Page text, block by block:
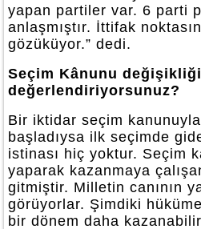
yapan partiler var. 6 parti
anlaşmıştır. İttifak
gözüküyor.” dedi.
Seçim Kânunu
değerlendiriyorsunuz?
Bir iktidar seçim
başladıysa ilk seçimde
istinası hiç yoktur. Seçim
yaparak kazanmaya
gitmiştir. Milletin canının
görüyorlar. Şimdiki
bir dönem daha